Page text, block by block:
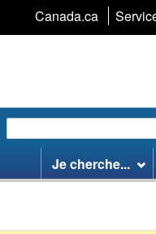
Canada.ca
Recherche
le
Web
Je cherche...